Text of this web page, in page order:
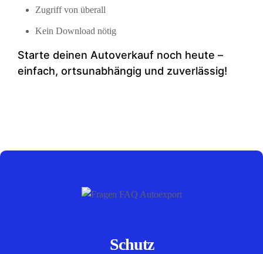
Zugriff von überall
Kein Download nötig
Starte deinen Auto­verkauf noch heute –
einfach, ortsunabhängig und zuverlässig!
Schutz